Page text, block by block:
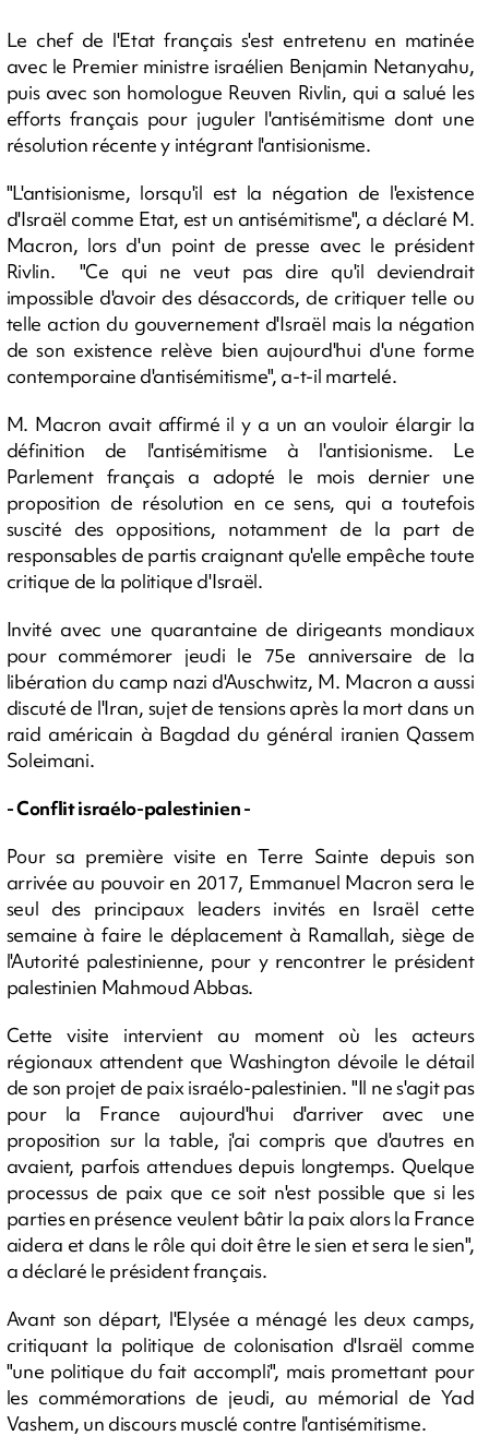
Le chef de l'Etat français s'est entretenu en matinée
avec le Premier ministre israélien Benjamin Netanyahu,
puis avec son homologue Reuven Rivlin, qui a salué les
efforts français pour juguler l'antisémitisme dont une
résolution récente y intégrant l'antisionisme.
"L'antisionisme, lorsqu'il est la négation de l'existence
d'Israël comme Etat, est un antisémitisme", a déclaré M.
Macron, lors d'un point de presse avec le président
Rivlin. "Ce qui ne veut pas dire qu'il deviendrait
impossible d'avoir des désaccords, de critiquer telle ou
telle action du gouvernement d'Israël mais la négation
de son existence relève bien aujourd'hui d'une forme
contemporaine d'antisémitisme", a-t-il martelé.
M. Macron avait affirmé il y a un an vouloir élargir la
définition de l'antisémitisme à l'antisionisme. Le
Parlement français a adopté le mois dernier une
proposition de résolution en ce sens, qui a toutefois
suscité des oppositions, notamment de la part de
responsables de partis craignant qu'elle empêche toute
critique de la politique d'Israël.
Invité avec une quarantaine de dirigeants mondiaux
pour commémorer jeudi le 75e anniversaire de la
libération du camp nazi d'Auschwitz, M. Macron a aussi
discuté de l'Iran, sujet de tensions après la mort dans un
raid américain à Bagdad du général iranien Qassem
Soleimani.
- Conflit israélo-palestinien -
Pour sa première visite en Terre Sainte depuis son
arrivée au pouvoir en 2017, Emmanuel Macron sera le
seul des principaux leaders invités en Israël cette
semaine à faire le déplacement à Ramallah, siège de
l'Autorité palestinienne, pour y rencontrer le président
palestinien Mahmoud Abbas.
Cette visite intervient au moment où les acteurs
régionaux attendent que Washington dévoile le détail
de son projet de paix israélo-palestinien. "Il ne s'agit pas
pour la France aujourd'hui d'arriver avec une
proposition sur la table, j'ai compris que d'autres en
avaient, parfois attendues depuis longtemps. Quelque
processus de paix que ce soit n'est possible que si les
parties en présence veulent bâtir la paix alors la France
aidera et dans le rôle qui doit être le sien et sera le sien",
a déclaré le président français.
Avant son départ, l'Elysée a ménagé les deux camps,
critiquant la politique de colonisation d'Israël comme
"une politique du fait accompli", mais promettant pour
les commémorations de jeudi, au mémorial de Yad
Vashem, un discours musclé contre l'antisémitisme.